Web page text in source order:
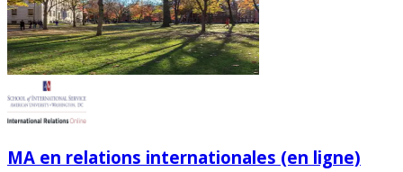
MA en relations internationales (en ligne)